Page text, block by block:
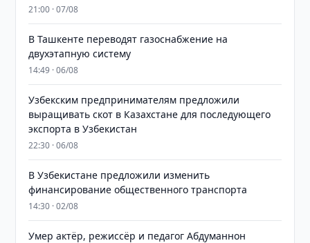
21:00 · 07/08
В Ташкенте переводят газоснабжение на
двухэтапную систему
14:49 · 06/08
Узбекским предпринимателям предложили
выращивать скот в Казахстане для последующего
экспорта в Узбекистан
22:30 · 06/08
В Узбекистане предложили изменить
финансирование общественного транспорта
14:30 · 02/08
Умер актёр, режиссёр и педагог Абдуманнон